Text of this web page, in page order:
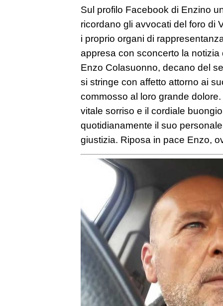
Sul profilo Facebook di Enzino
ricordano gli avvocati del foro di
i proprio organi di
appresa con sconcerto la notizia
Enzo Colasuonno, decano del
si stringe con affetto attorno ai
commosso al loro grande
vitale sorriso e il cordiale
quotidianamente il suo
giustizia. Riposa in pace Enzo,